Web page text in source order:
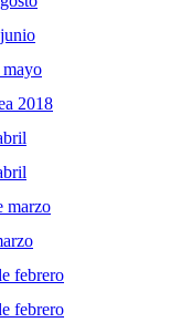
2018
marzo
febrero
febrero